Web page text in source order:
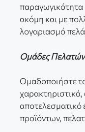
παραγωγικότητα
ακόμη και με
λογαριασμό
Ομάδες Πελατών
Ομαδοποιήστε
χαρακτηριστικά,
αποτελεσματικό
προϊόντων,